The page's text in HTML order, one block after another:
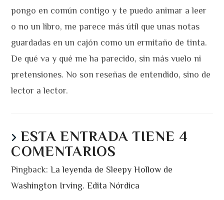
pongo en común contigo y te puedo animar a leer
o no un libro, me parece más útil que unas notas
guardadas en un cajón como un ermitaño de tinta.
De qué va y qué me ha parecido, sin más vuelo ni
pretensiones. No son reseñas de entendido, sino de
lector a lector.
ESTA ENTRADA TIENE 4
COMENTARIOS
Pingback:La leyenda de Sleepy Hollow de
Washington Irving. Edita Nórdica